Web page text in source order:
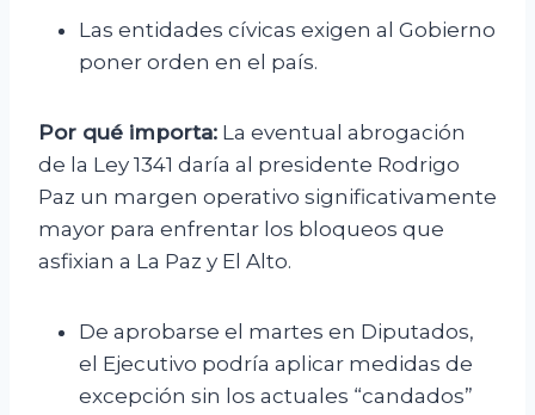
Las entidades cívicas exigen al Gobierno
poner orden en el país.
Por qué importa: La eventual abrogación
de la Ley 1341 daría al presidente Rodrigo
Paz un margen operativo significativamente
mayor para enfrentar los bloqueos que
asfixian a La Paz y El Alto.
De aprobarse el martes en Diputados,
el Ejecutivo podría aplicar medidas de
excepción sin los actuales “candados”